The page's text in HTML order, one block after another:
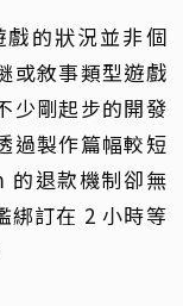
的狀況並非個
或敘事類型遊戲
少剛起步的開發
過製作篇幅較短
的退款機制卻無
綁訂在 2 小時等